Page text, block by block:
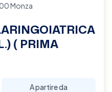
Monza
( PRIMA
A partire da